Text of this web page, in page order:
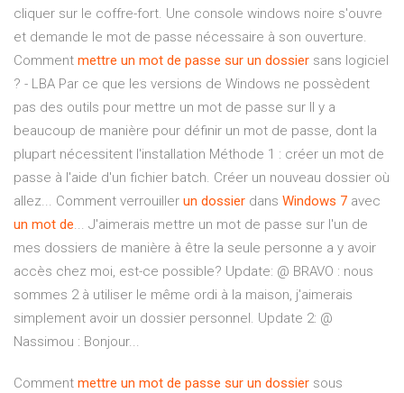
cliquer sur le coffre-fort. Une console windows noire s'ouvre
et demande le mot de passe nécessaire à son ouverture.
Comment mettre un mot de passe sur un dossier sans logiciel
? - LBA Par ce que les versions de Windows ne possèdent
pas des outils pour mettre un mot de passe sur Il y a
beaucoup de manière pour définir un mot de passe, dont la
plupart nécessitent l'installation Méthode 1 : créer un mot de
passe à l'aide d'un fichier batch. Créer un nouveau dossier où
allez... Comment verrouiller un dossier dans Windows 7 avec
un mot de... J'aimerais mettre un mot de passe sur l'un de
mes dossiers de manière à être la seule personne a y avoir
accès chez moi, est-ce possible? Update: @ BRAVO : nous
sommes 2 à utiliser le même ordi à la maison, j'aimerais
simplement avoir un dossier personnel. Update 2: @
Nassimou : Bonjour...
Comment mettre un mot de passe sur un dossier sous